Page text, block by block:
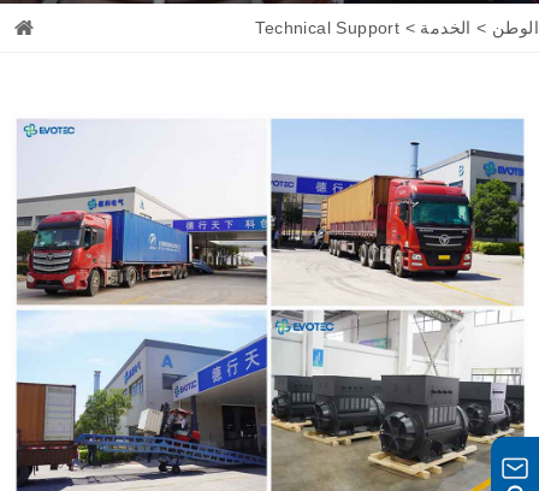
الوطن > الخدمة > Technical Support